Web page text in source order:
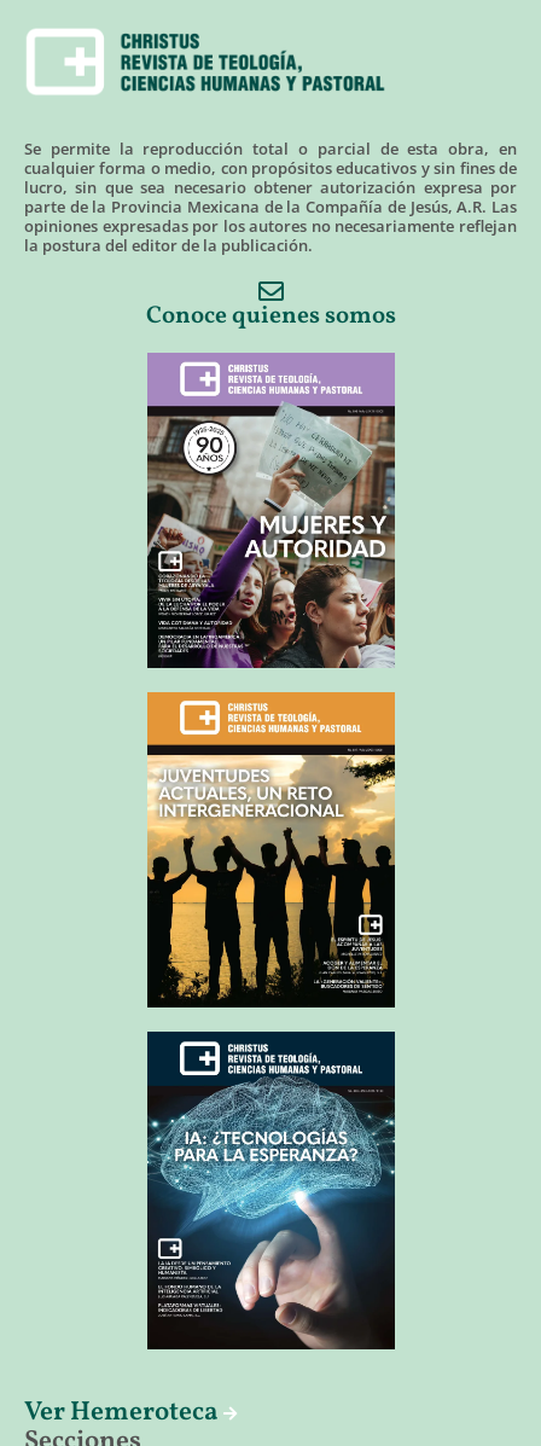
Se permite la reproducción total o parcial de esta obra, en
cualquier forma o medio, con propósitos educativos y sin fines de
lucro, sin que sea necesario obtener autorización expresa por
parte de la Provincia Mexicana de la Compañía de Jesús, A.R. Las
opiniones expresadas por los autores no necesariamente reflejan
la postura del editor de la publicación.
Conoce quienes somos
Ver Hemeroteca